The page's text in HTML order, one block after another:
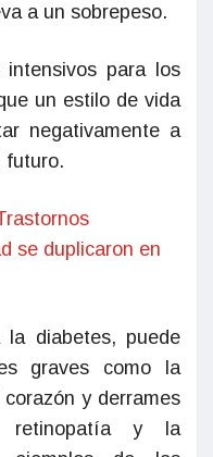
a un sobrepeso.
intensivos para los
un estilo de vida
negativamente a
futuro.
se duplicaron en
la diabetes, puede
graves como la
y derrames
retinopatía y la